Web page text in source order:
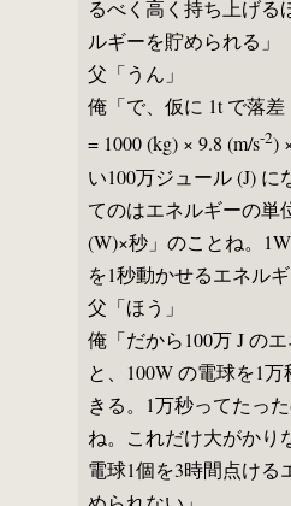
るべく高く持ち上げる
ルギーを貯められる」
父「うん」
俺「で、仮に 1t で落差
= 1000 (kg) × 9.8 (m/s-2)
い100万ジュール (J) に
てのはエネルギーの単
(W)×秒」のことね。
を1秒動かせるエネルギ
父「ほう」
俺「だから100万 J の
と、100W の電球を1
きる。1万秒ってたっ
ね。これだけ大がかり
電球1個を3時間点ける